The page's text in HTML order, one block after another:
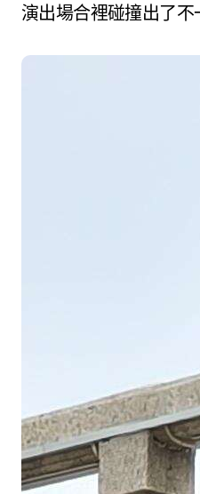
演出場合裡碰撞出了不